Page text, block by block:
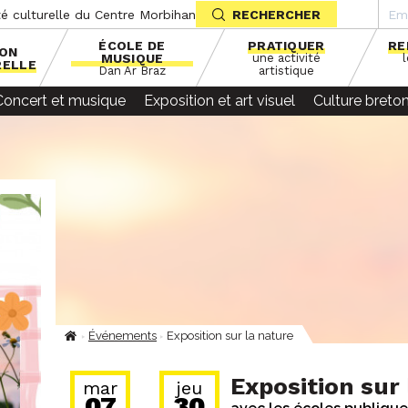
culturelle du Centre Morbihan RECHERCHER
ÉCOLE DE
MUSIQUE
Dan Ar Braz
PRATIQUER
une activité
artistique
et musique Exposition et art visuel Culture
Fil
Événements Exposition sur la nature
mar jeu Exposition